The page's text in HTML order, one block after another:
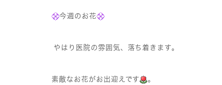
今週のお花
やはり医院の雰囲気、落ち着きます。
素敵なお花がお出迎えです 。